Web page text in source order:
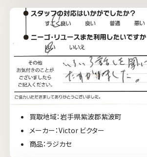
買取地域：岩手県紫波郡紫波町
メーカー：Victor ビクター
商品：ラジカセ